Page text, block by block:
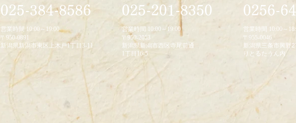
2026/1/23 2025/10/22
025-384-8586
営業時間 10:00～19:00
〒950-0891
新潟県新潟市東区上木戸1丁目3-11
025-201-8350
営業時間 10:00～19:00
〒950-2053
新潟県新潟市西区寺尾前通
1丁目16-5
0256-
営業時間 10:00～
〒955-0046
新潟県三条市興野
りとるたうん内